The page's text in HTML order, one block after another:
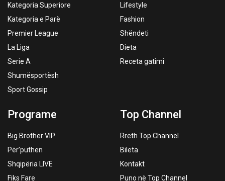
Kategoria Superiore
Kategoria e Parë
Premier League
La Liga
Serie A
Shumësportësh
Sport Gossip
Lifestyle
Fashion
Shëndeti
Dieta
Receta gatimi
Programe
Big Brother VIP
Për’puthen
Shqipëria LIVE
Fiks Fare
Top Channel
Rreth Top Channel
Bileta
Kontakt
Puno në Top Channel